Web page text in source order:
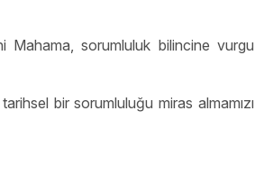
Mahama, sorumluluk bilincine vurgu
bir sorumluluğu miras almamızı